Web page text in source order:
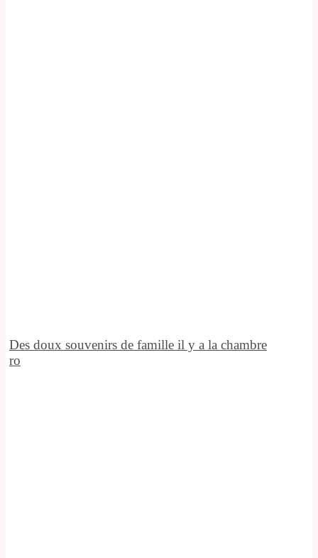
Des doux souvenirs de famille il y a la chambre
ro